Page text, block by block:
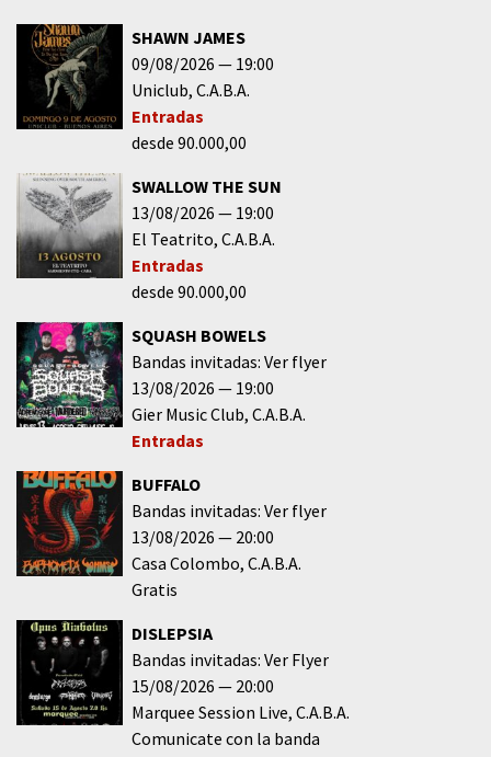
SHAWN JAMES
09/08/2026
19:00
Uniclub C.A.B.A.
Entradas
desde 90.000,00
SWALLOW THE SUN
13/08/2026
19:00
El Teatrito C.A.B.A.
Entradas
desde 90.000,00
SQUASH BOWELS
Bandas invitadas: Ver flyer
13/08/2026
19:00
Gier Music Club C.A.B.A.
Entradas
BUFFALO
Bandas invitadas: Ver flyer
13/08/2026
20:00
Casa Colombo C.A.B.A.
Gratis
DISLEPSIA
Bandas invitadas: Ver Flyer
15/08/2026
20:00
Marquee Session Live C.A.B.A.
Comunicate con la banda